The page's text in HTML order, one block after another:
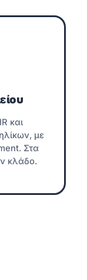
και
με
Στα
κλάδο.